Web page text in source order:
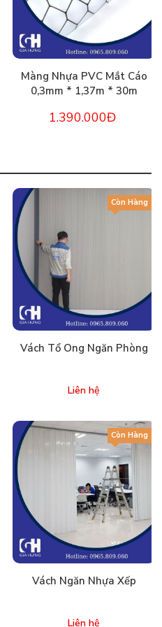
Màng Nhựa PVC Mắt Cáo
0,3mm * 1,37m * 30m
1.390.000Đ
Còn Hàng
Vách Tổ Ong Ngăn Phòng
Liên hệ
Còn Hàng
Vách Ngăn Nhựa Xếp
Liên hệ